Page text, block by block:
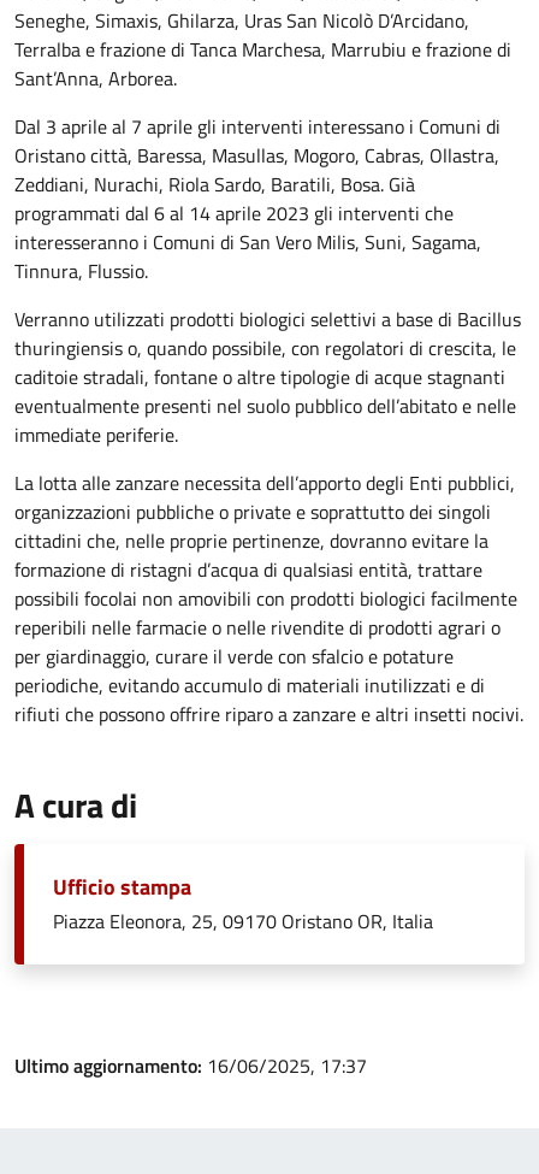
Seneghe, Simaxis, Ghilarza, Uras San Nicolò D’Arcidano,
Terralba e frazione di Tanca Marchesa, Marrubiu e frazione di
Sant’Anna, Arborea.
Dal 3 aprile al 7 aprile gli interventi interessano i Comuni di
Oristano città, Baressa, Masullas, Mogoro, Cabras, Ollastra,
Zeddiani, Nurachi, Riola Sardo, Baratili, Bosa. Già
programmati dal 6 al 14 aprile 2023 gli interventi che
interesseranno i Comuni di San Vero Milis, Suni, Sagama,
Tinnura, Flussio.
Verranno utilizzati prodotti biologici selettivi a base di Bacillus
thuringiensis o, quando possibile, con regolatori di crescita, le
caditoie stradali, fontane o altre tipologie di acque stagnanti
eventualmente presenti nel suolo pubblico dell’abitato e nelle
immediate periferie.
La lotta alle zanzare necessita dell’apporto degli Enti pubblici,
organizzazioni pubbliche o private e soprattutto dei singoli
cittadini che, nelle proprie pertinenze, dovranno evitare la
formazione di ristagni d’acqua di qualsiasi entità, trattare
possibili focolai non amovibili con prodotti biologici facilmente
reperibili nelle farmacie o nelle rivendite di prodotti agrari o
per giardinaggio, curare il verde con sfalcio e potature
periodiche, evitando accumulo di materiali inutilizzati e di
rifiuti che possono offrire riparo a zanzare e altri insetti nocivi.
A cura di
Ufficio stampa
Piazza Eleonora, 25, 09170 Oristano OR, Italia
Ultimo aggiornamento: 16/06/2025, 17:37